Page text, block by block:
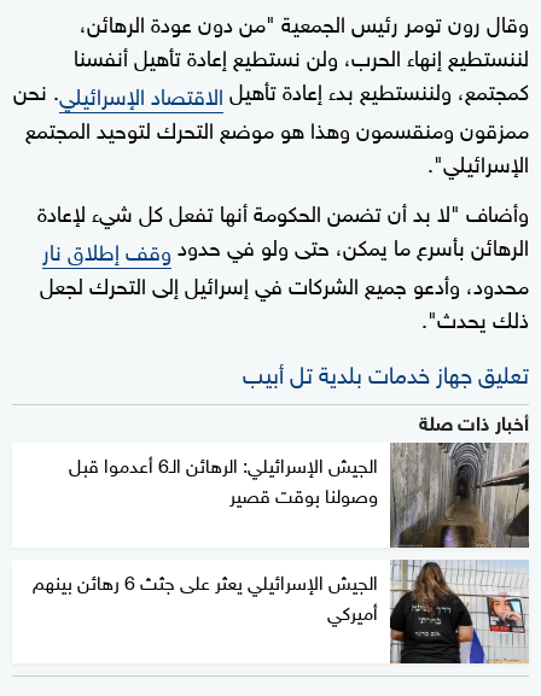
وقال رون تومر رئيس الجمعية "من دون عودة الرهائن،
لننستطيع إنهاء الحرب، ولن نستطيع إعادة تأهيل أنفسنا
كمجتمع، ولننستطيع بدء إعادة تأهيلالاقتصاد الإسرائيلي. نحن
ممزقون ومنقسمون وهذا هو موضع التحرك لتوحيد المجتمع
الإسرائيلي".
وأضاف "لا بد أن تضمن الحكومة أنها تفعل كل شيء لإعادة
الرهائن بأسرع ما يمكن، حتى ولو في حدودوقف إطلاق نار
محدود، وأدعو جميع الشركات في إسرائيل إلى التحرك لجعل
ذلك يحدث".
تعليق جهاز خدمات بلدية تل أبيب
أخبار ذات صلة
الجيش الإسرائيلي: الرهائن الـ6 أعدموا قبل
وصولنا بوقت قصير
الجيش الإسرائيلي يعثر على جثث 6 رهائن بينهم
أميركي